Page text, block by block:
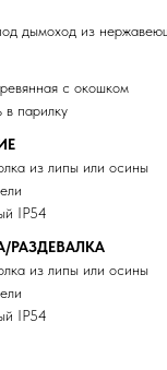
дымоход из
с окошком
в парилку
из липы или осины
IP54
РАЗДЕВАЛКА
из липы или осины
IP54